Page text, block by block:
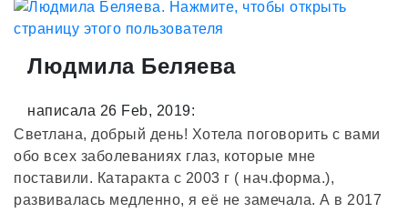
Людмила Беляева
написала 26 Feb, 2019:
Светлана, добрый день! Хотела поговорить с вами
обо всех заболеваниях глаз, которые мне
поставили. Катаракта с 2003 г ( нач.форма.),
развивалась медленно, я её не замечала. А в 2017